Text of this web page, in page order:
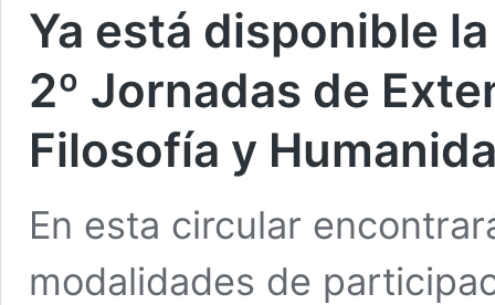
Ya está disponible
2º Jornadas de
Filosofía y
En esta circular
modalidades de